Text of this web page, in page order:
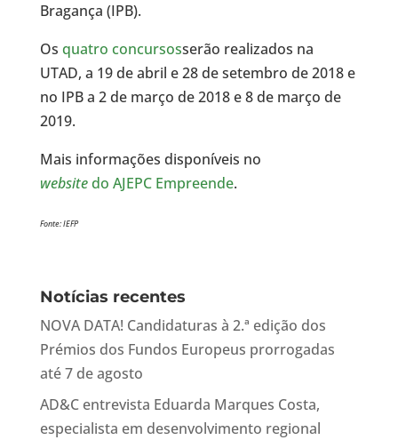
Bragança (IPB).
Os quatro concursosserão realizados na
UTAD, a 19 de abril e 28 de setembro de 2018 e
no IPB a 2 de março de 2018 e 8 de março de
2019.
Mais informações disponíveis no
websitedo AJEPC Empreende.
Fonte: IEFP
Notícias recentes
NOVA DATA! Candidaturas à 2.ª edição dos
Prémios dos Fundos Europeus prorrogadas
até 7 de agosto
AD&C entrevista Eduarda Marques Costa,
especialista em desenvolvimento regional